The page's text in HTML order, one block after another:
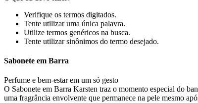
Verifique os termos digitados.
Tente utilizar uma única palavra.
Utilize termos genéricos na busca.
Tente utilizar sinônimos do termo desejado.
Sabonete em Barra
Perfume e bem-estar em um só gesto
O Sabonete em Barra Karsten traz o momento especial do
uma fragrância envolvente que permanece na pele mesmo